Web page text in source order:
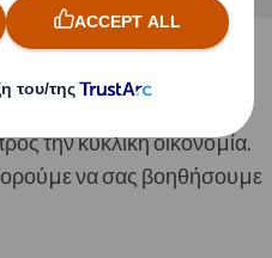
έξι τρόπους,
οποίους μπορείτε να
την κυκλική οικονομία.
να σας βοηθήσουμε